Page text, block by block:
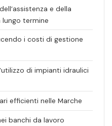
e della
lungo termine
i costi di gestione
di impianti idraulici
efficienti nelle Marche
banchi da lavoro